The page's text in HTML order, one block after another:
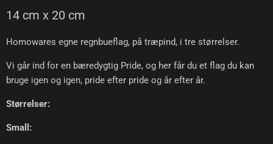
14 cm x 20 cm
Homowares egne regnbueflag, på træpind, i tre størrelser.
Vi går ind for en bæredygtig Pride, og her får du et flag du kan
bruge igen og igen, pride efter pride og år efter år.
Størrelser:
Small: